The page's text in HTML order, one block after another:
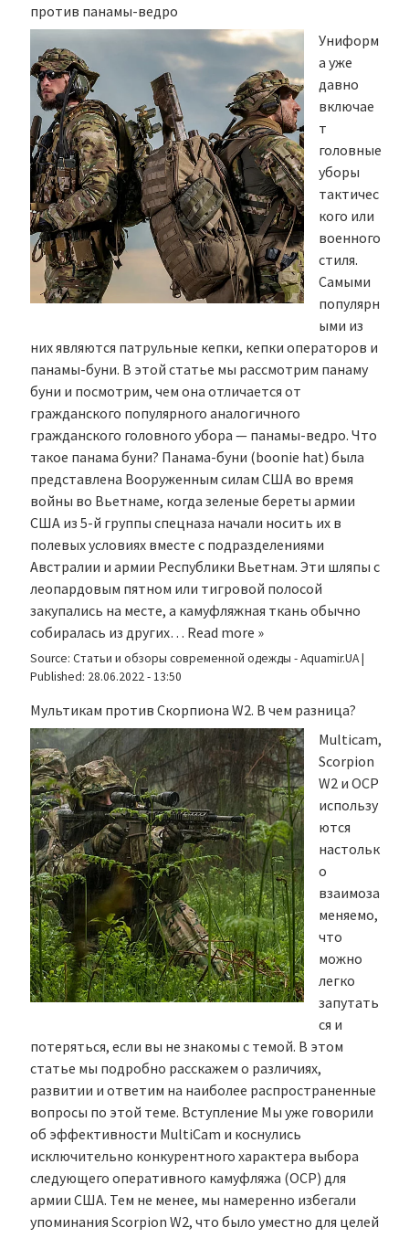
против панамы-ведро
Униформ
а уже
давно
включае
т
головные
уборы
тактичес
кого или
военного
стиля.
Самыми
популярн
ыми из
них являются патрульные кепки, кепки операторов и
панамы-буни. В этой статье мы рассмотрим панаму
буни и посмотрим, чем она отличается от
гражданского популярного аналогичного
гражданского головного убора — панамы-ведро. Что
такое панама буни? Панама-буни (boonie hat) была
представлена Вооруженным силам США во время
войны во Вьетнаме, когда зеленые береты армии
США из 5-й группы спецназа начали носить их в
полевых условиях вместе с подразделениями
Австралии и армии Республики Вьетнам. Эти шляпы с
леопардовым пятном или тигровой полосой
закупались на месте, а камуфляжная ткань обычно
собиралась из других… Read more »
Source: Статьи и обзоры современной одежды - Aquamir.UA|
Published: 28.06.2022 - 13:50
Мультикам против Скорпиона W2. В чем разница?
Multicam,
Scorpion
W2 и OCP
использу
ются
настольк
о
взаимоза
меняемо,
что
можно
легко
запутать
ся и
потеряться, если вы не знакомы с темой. В этом
статье мы подробно расскажем о различиях,
развитии и ответим на наиболее распространенные
вопросы по этой теме. Вступление Мы уже говорили
об эффективности MultiCam и коснулись
исключительно конкурентного характера выбора
следующего оперативного камуфляжа (OCP) для
армии США. Тем не менее, мы намеренно избегали
упоминания Scorpion W2, что было уместно для целей